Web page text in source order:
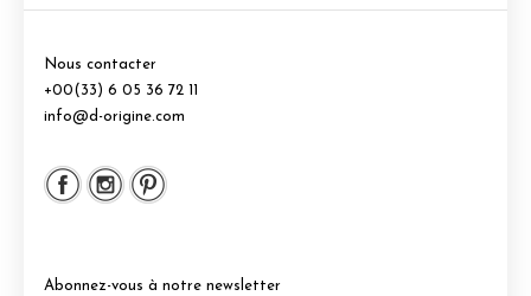
Nous contacter
+00(33) 6 05 36 72 11
info@d-origine.com
Abonnez-vous à notre newsletter